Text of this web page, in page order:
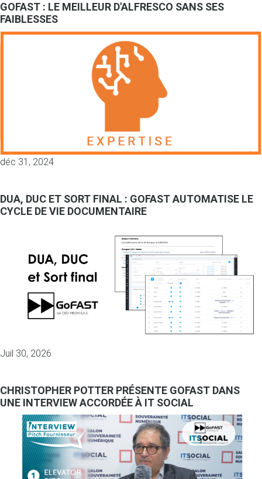
GOFAST : LE MEILLEUR D'ALFRESCO SANS SES
FAIBLESSES
déc 31, 2024
DUA, DUC ET SORT FINAL : GOFAST AUTOMATISE LE
CYCLE DE VIE DOCUMENTAIRE
Juil 30, 2026
CHRISTOPHER POTTER PRÉSENTE GOFAST DANS
UNE INTERVIEW ACCORDÉE À IT SOCIAL